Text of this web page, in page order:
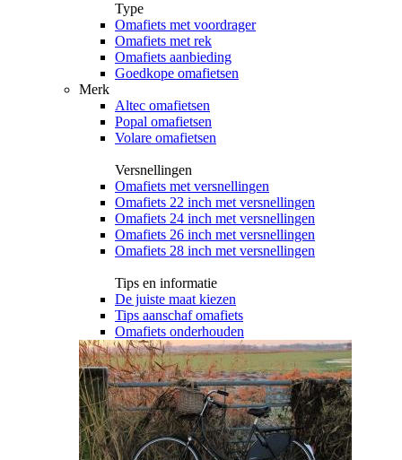
Type
Omafiets met voordrager
Omafiets met rek
Omafiets aanbieding
Goedkope omafietsen
Merk
Altec omafietsen
Popal omafietsen
Volare omafietsen
Versnellingen
Omafiets met versnellingen
Omafiets 22 inch met versnellingen
Omafiets 24 inch met versnellingen
Omafiets 26 inch met versnellingen
Omafiets 28 inch met versnellingen
Tips en informatie
De juiste maat kiezen
Tips aanschaf omafiets
Omafiets onderhouden